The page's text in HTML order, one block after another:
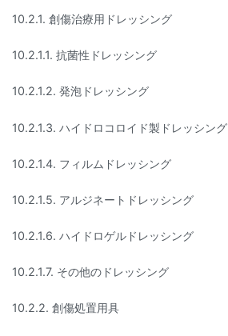
10.2.1. 創傷治療用ドレッシング
10.2.1.1. 抗菌性ドレッシング
10.2.1.2. 発泡ドレッシング
10.2.1.3. ハイドロコロイド製ドレッシング
10.2.1.4. フィルムドレッシング
10.2.1.5. アルジネートドレッシング
10.2.1.6. ハイドロゲルドレッシング
10.2.1.7. その他のドレッシング
10.2.2. 創傷処置用具